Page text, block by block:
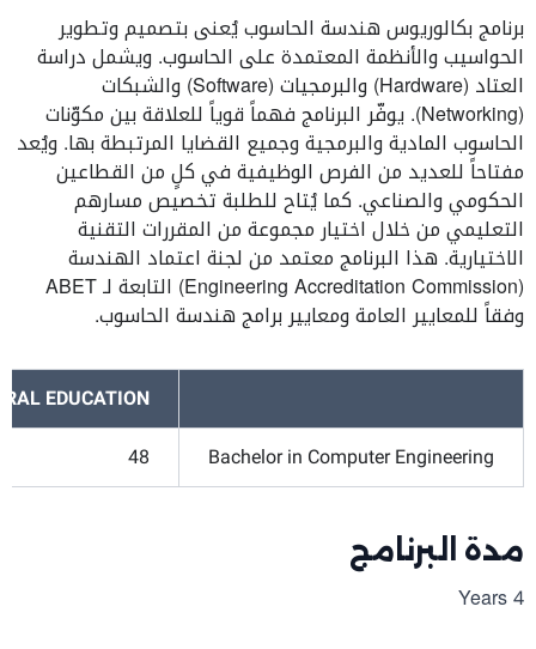
برنامج بكالوريوس هندسة الحاسوب يُعنى بتصميم وتطوير
الحواسيب والأنظمة المعتمدة على الحاسوب. ويشمل دراسة
العتاد (Hardware) والبرمجيات (Software) والشبكات
(Networking). يوفّر البرنامج فهماً قوياً للعلاقة بين مكوّنات
الحاسوب المادية والبرمجية وجميع القضايا المرتبطة بها. ويُعد
مفتاحاً للعديد من الفرص الوظيفية في كلٍ من القطاعين
الحكومي والصناعي. كما يُتاح للطلبة تخصيص مسارهم
التعليمي من خلال اختيار مجموعة من المقررات التقنية
الاختيارية. هذا البرنامج معتمد من لجنة اعتماد الهندسة
(Engineering Accreditation Commission) التابعة لـ ABET
وفقاً للمعايير العامة ومعايير برامج هندسة الحاسوب.
EDUCATION
Bachelor in Computer Engineering
48
مدة البرنامج
4 Years